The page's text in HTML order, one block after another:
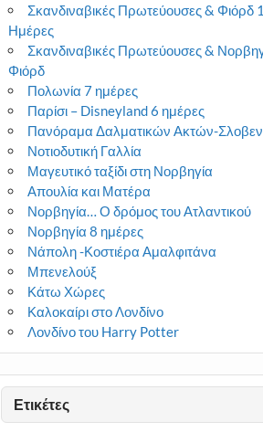
Σκανδιναβικές Πρωτεύουσες & Φιόρδ
Ημέρες
Σκανδιναβικές Πρωτεύουσες &
Φιόρδ
Πολωνία 7 ημέρες
Παρίσι – Disneyland 6 ημέρες
Πανόραμα Δαλματικών Ακτών-
Νοτιοδυτική Γαλλία
Μαγευτικό ταξίδι στη Νορβηγία
Απουλία και Ματέρα
Νορβηγία… Ο δρόμος του Ατλαντικού
Νορβηγία 8 ημέρες
Νάπολη -Κοστιέρα Αμαλφιτάνα
Μπενελούξ
Κάτω Χώρες
Καλοκαίρι στο Λονδίνο
Λονδίνο του Harry Potter
Ετικέτες